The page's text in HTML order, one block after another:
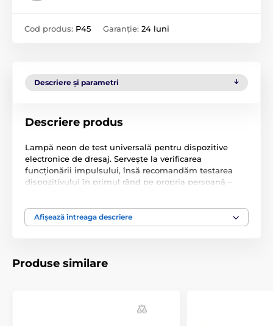
Cod produs: P45 Garanție: 24 luni
Descriere și parametri
Descriere produs
Lampă neon de test universală pentru dispozitive
electronice de dresaj. Servește la verificarea
funcționării impulsului, însă recomandăm testarea
dispozitivului în primul rând pe propria persoană –
Specificațiile tehnice se pot modifica fără notificare
Accesorii, zgărzi pentru antrenament
Afișează întreaga descriere
Produse similare